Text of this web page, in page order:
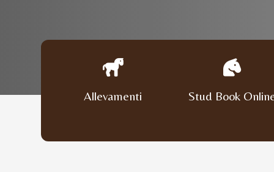
Allevamenti Stud Book